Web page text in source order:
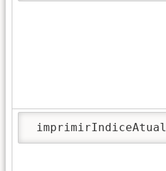
imprimirIndiceAtual